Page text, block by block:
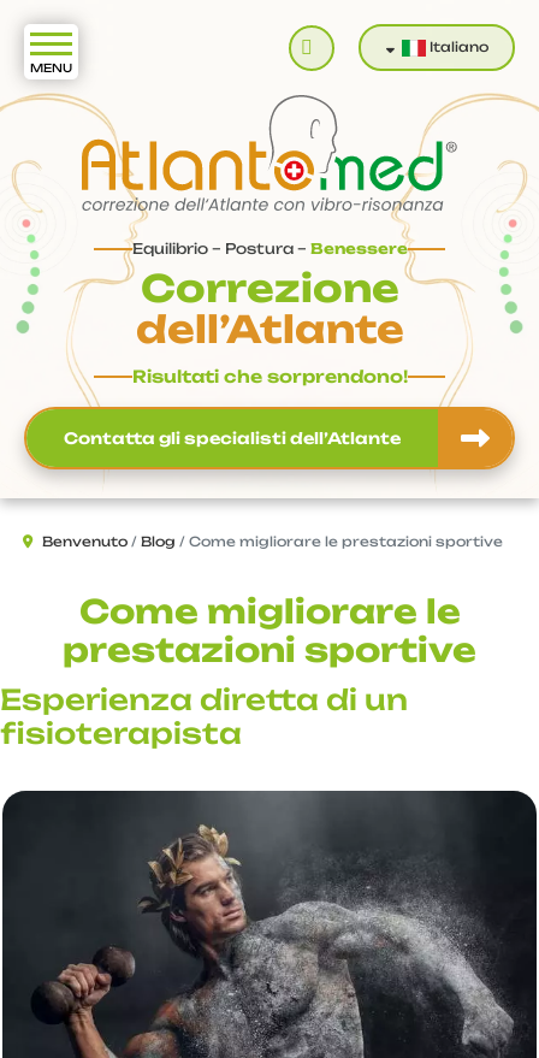
Equilibrio – Postura – Benessere
Correzione
dell’Atlante
Risultati che sorprendono!
Contatta gli specialisti dell’Atlante
Cerca Italiano
Benvenuto Blog Come migliorare le prestazioni sportive
Come migliorare le
prestazioni sportive
Esperienza diretta di un
fisioterapista